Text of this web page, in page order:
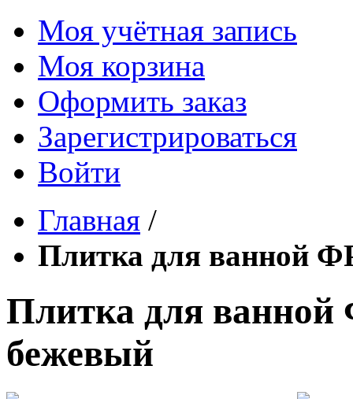
Моя учётная запись
Моя корзина
Оформить заказ
Зарегистрироваться
Войти
Главная /
Плитка для ванной
Плитка для
бежевый